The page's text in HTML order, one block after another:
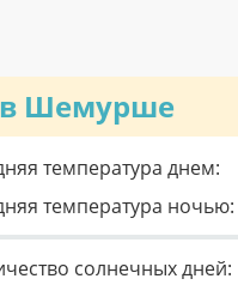
в Шемурше
температура днем:
температура ночью:
солнечных дней: